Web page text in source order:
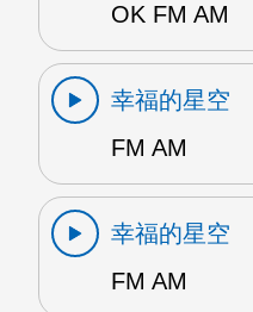
OK FM AM
幸福的星空
FM AM
幸福的星空
FM AM